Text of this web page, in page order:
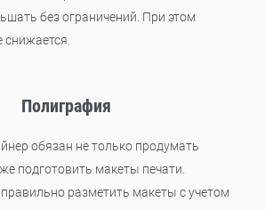
без ограничений. При этом
снижается.
Полиграфия
обязан не только продумать
подготовить макеты печати.
разметить макеты с учетом